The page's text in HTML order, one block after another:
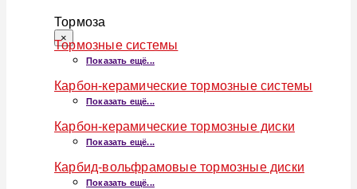
Тормоза
×
Тормозные системы
Показать ещё...
Карбон-керамические тормозные системы
Показать ещё...
Карбон-керамические тормозные диски
Показать ещё...
Карбид-вольфрамовые тормозные диски
Показать ещё...